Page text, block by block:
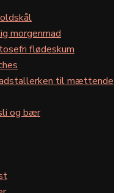
morgenmad
flødeskum
til mættende
og bær